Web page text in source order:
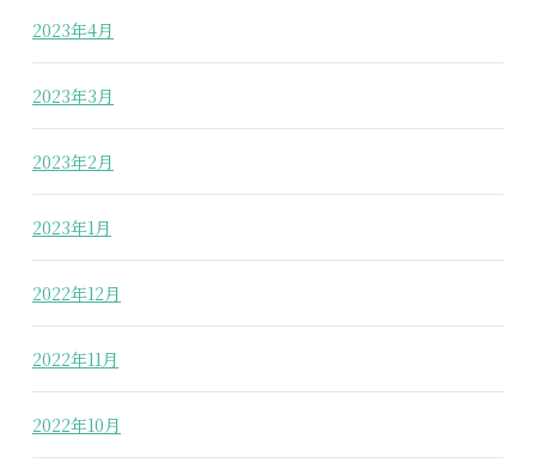
2023年4月
2023年3月
2023年2月
2023年1月
2022年12月
2022年11月
2022年10月